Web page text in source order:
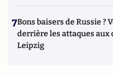
7Bons baisers de Russie ?
derrière les attaques aux
Leipzig